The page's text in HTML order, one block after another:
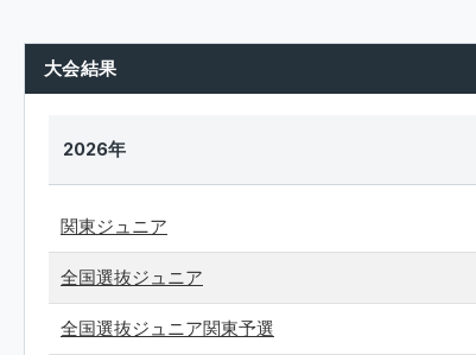
大会結果
2026年
関東ジュニア
全国選抜ジュニア
全国選抜ジュニア関東予選